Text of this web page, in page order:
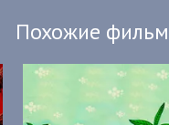
Похожие